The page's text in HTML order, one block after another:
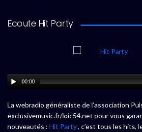
Ecoute Hit Party
00:00
La webradio généraliste de l’association
exclusivemusic.fr/loic54.net pour vous
nouveautés : Hit Party, c’est tous les hits,